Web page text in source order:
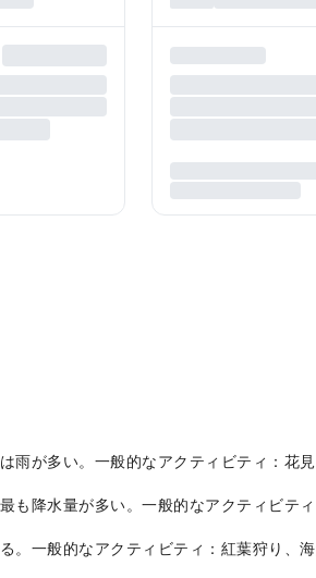
が多い。一般的なアクティビティ：花
降水量が多い。一般的なアクティビテ
一般的なアクティビティ：紅葉狩り、